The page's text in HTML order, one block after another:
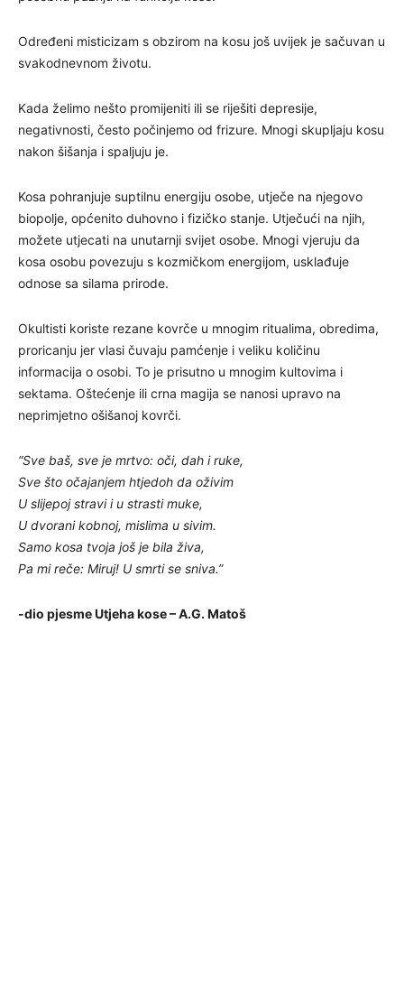
Određeni misticizam s obzirom na kosu još uvijek je sačuvan u
svakodnevnom životu.
Kada želimo nešto promijeniti ili se riješiti depresije,
negativnosti, često počinjemo od frizure. Mnogi skupljaju kosu
nakon šišanja i spaljuju je.
Kosa pohranjuje suptilnu energiju osobe, utječe na njegovo
biopolje, općenito duhovno i fizičko stanje. Utječući na njih,
možete utjecati na unutarnji svijet osobe. Mnogi vjeruju da
kosa osobu povezuju s kozmičkom energijom, usklađuje
odnose sa silama prirode.
Okultisti koriste rezane kovrče u mnogim ritualima, obredima,
proricanju jer vlasi čuvaju pamćenje i veliku količinu
informacija o osobi. To je prisutno u mnogim kultovima i
sektama. Oštećenje ili crna magija se nanosi upravo na
neprimjetno ošišanoj kovrči.
“Sve baš, sve je mrtvo: oči, dah i ruke,
Sve što očajanjem htjedoh da oživim
U slijepoj stravi i u strasti muke,
U dvorani kobnoj, mislima u sivim.
Samo kosa tvoja još je bila živa,
Pa mi reče: Miruj! U smrti se sniva.”
-dio pjesme Utjeha kose – A.G. Matoš